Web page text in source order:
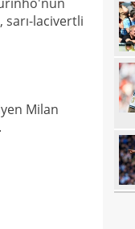
lacivertli
Milan